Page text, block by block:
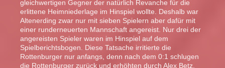
gleichwertigen Gegner der natürlich Revanche für die
erlittene Heimniederlage im Hinspiel wollte. Deshalb war
Altenerding zwar nur mit sieben Spielern aber dafür mit
einer runderneuerten Mannschaft angereist. Nur drei der
angereisten Spieler waren im Hinspiel auf dem
Spielberichtsbogen. Diese Tatsache irritierte die
Rottenburger nur anfangs, denn nach dem 0:1 schlugen
die Rottenburger zurück und erhöhten durch Alex Betz,